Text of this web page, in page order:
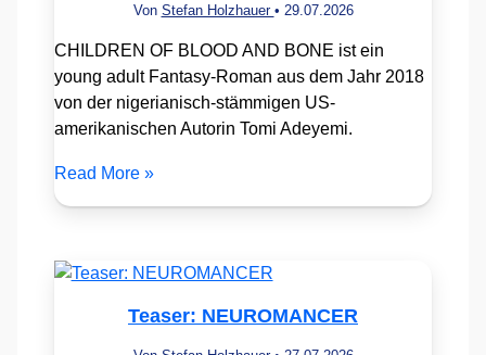
Von Stefan Holzhauer • 29.07.2026
CHILDREN OF BLOOD AND BONE ist ein
young adult Fantasy-Roman aus dem Jahr 2018
von der nigerianisch-stämmigen US-
amerikanischen Autorin Tomi Adeyemi.
Read More »
Teaser: NEUROMANCER